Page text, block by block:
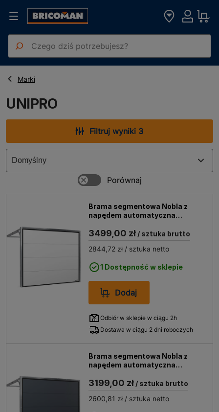
Strona główna
Marki
UNIPRO
UNIPRO
Filtruj wyniki 3
Brama segmentowa Nobla z
napędem automatyczna
3499,00 zł / sztuka brutto
2844,72 zł / sztuka netto
1 Dostępność w sklepie
Dodaj
Odbiór w sklepie w ciągu 2h
Dostawa w ciągu 2 dni roboczych
Brama segmentowa Nobla z
napędem automatyczna
3199,00 zł / sztuka brutto
2600,81 zł / sztuka netto